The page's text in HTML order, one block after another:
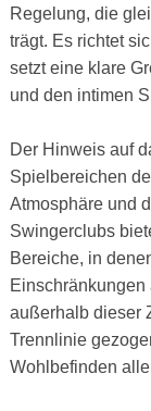
Regelung, die
trägt. Es richtet
setzt eine klare
und den intimen
Der Hinweis auf
Spielbereichen
Atmosphäre und
Swingerclubs
Bereiche, in
außerhalb dieser
Trennlinie
Wohlbefinden